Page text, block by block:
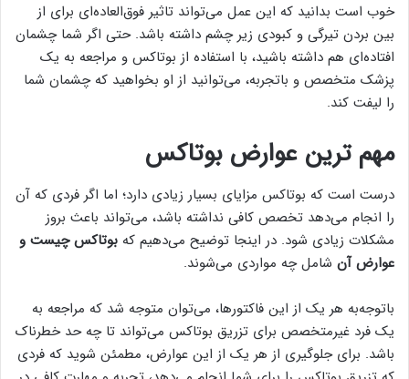
خوب است بدانید که این عمل می‌تواند تاثیر فوق‌العاده‌ای برای از
بین بردن تیرگی و کبودی زیر چشم داشته باشد. حتی اگر شما چشمان
افتاده‌ای هم داشته باشید، با استفاده از بوتاکس و مراجعه به یک
پزشک متخصص و باتجربه، می‌توانید از او بخواهید که چشمان شما
را لیفت کند.
مهم ترین عوارض بوتاکس
درست است که بوتاکس مزایای بسیار زیادی دارد؛ اما اگر فردی که آن
را انجام می‌دهد تخصص کافی نداشته باشد، می‌تواند باعث بروز
مشکلات زیادی شود. در اینجا توضیح می‌دهیم که بوتاکس چیست و
عوارض آن شامل چه مواردی می‌شوند.
باتوجه‌به هر یک از این فاکتورها، می‌توان متوجه شد که مراجعه به
یک فرد غیرمتخصص برای تزریق بوتاکس می‌تواند تا چه حد خطرناک
باشد. برای جلوگیری از هر یک از این عوارض، مطمئن شوید که فردی